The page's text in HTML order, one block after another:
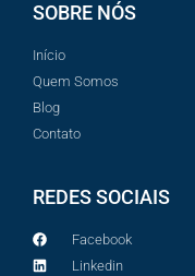
SOBRE NÓS
Início
Quem Somos
Blog
Contato
REDES SOCIAIS
Facebook
Linkedin